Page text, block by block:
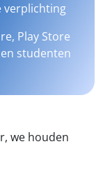
verplichting
Play Store
studenten
we houden